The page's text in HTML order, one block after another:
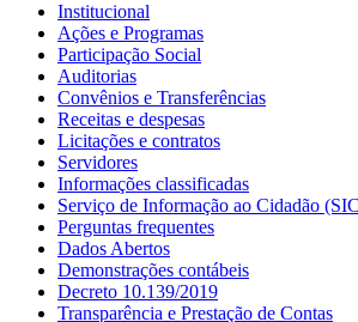
Institucional
Ações e Programas
Participação Social
Auditorias
Convênios e Transferências
Receitas e despesas
Licitações e contratos
Servidores
Informações classificadas
Serviço de Informação ao Cidadão
Perguntas frequentes
Dados Abertos
Demonstrações contábeis
Decreto 10.139/2019
Transparência e Prestação de Contas